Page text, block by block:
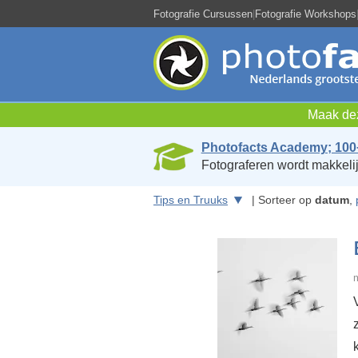
Fotografie Cursussen|Fotografie Workshops|
Maak
Photofacts Academy;
Fotograferen wordt
Tips en Truuks | Sorteer op datum